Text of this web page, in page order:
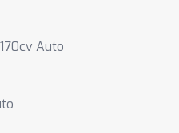
Auto